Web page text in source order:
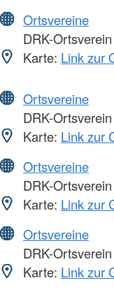
Ortsvereine
DRK-
Karte: Link zur
Ortsvereine
DRK-
Karte: Link zur
Ortsvereine
DRK-
Karte: Link zur
Ortsvereine
DRK-
Karte: Link zur